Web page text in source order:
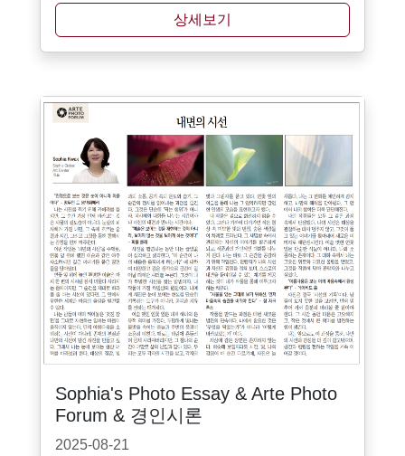
상세보기
Sophia's Photo Essay & Arte Photo
Forum & 경인시론
2025-08-21